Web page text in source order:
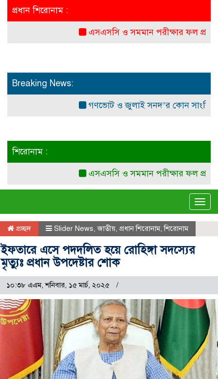
প্রধান শিরোনাম :
এসএসসি ও সমমান পরীক্ষার ফল প্রকাশ
Breaking News:
গণভোট ও জুলাই সনদ’র কোন সাংবিধানিক
শিরোনাম :
এসএসসি ও সমমান পরীক্ষার ফল প্রকাশ
প্রচ্ছদ Slider News,জাতীয়, প্রধান শিরোনাম,শিরোনাম
ইফতারে এসে পদদলিত হয়ে রোহিঙ্গা সদস্যের
মৃত্যুঃ প্রধান উপদেষ্টার শোক
১০:৩৮ এএম, শনিবার, ১৫ মার্চ, ২০২৫